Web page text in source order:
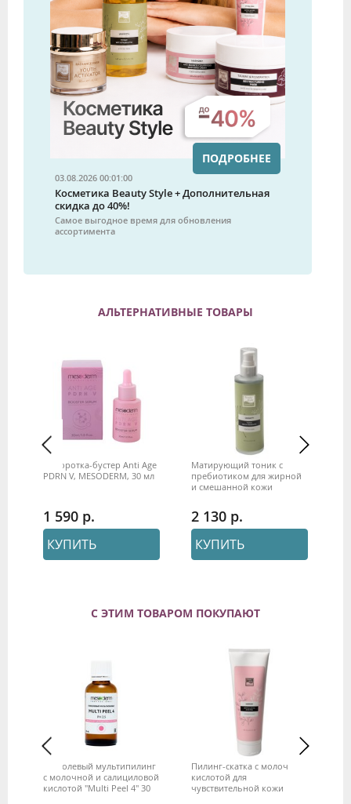
03.08.2026 00:01:00
Косметика Beauty Style + Дополнительная
скидка до 40%!
Самое выгодное время для обновления
ассортимента
ПОДРОБНЕЕ
АЛЬТЕРНАТИВНЫЕ ТОВАРЫ
Сыворотка-бустер Anti Age
PDRN V, MESODERM, 30 мл
1 590
КУПИТЬ
Матирующий тоник с
пребиотиком для жирной
и смешанной кожи
Style
2 130
КУПИТЬ
С ЭТИМ ТОВАРОМ ПОКУПАЮТ
Гликолевый мультипилинг
с молочной и салициловой
кислотой "Multi Peel 4" 30
Пилинг-скатка с молочной
кислотой для
чувствительной кожи